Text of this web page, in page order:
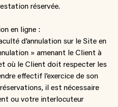
réservée.
en ligne :
d’annulation sur le Site en
» amenant le Client à
où le Client doit respecter les
effectif l’exercice de son
il est nécessaire
ou votre interlocuteur